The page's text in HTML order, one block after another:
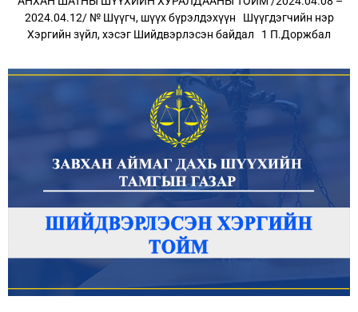
2024.04.12/ № Шүүгч, шүүх бүрэлдэхүүн Шүүгдэгчийн нэр
Хэргийн зүйл, хэсэг Шийдвэрлэсэн байдал 1 П.Доржбал